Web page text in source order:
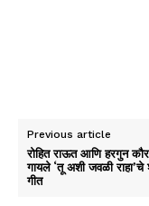
Previous article
रोहित राऊत आणि हरगुन कौर
गायले ‘तू अशी जवळी राहा’चे
गीत